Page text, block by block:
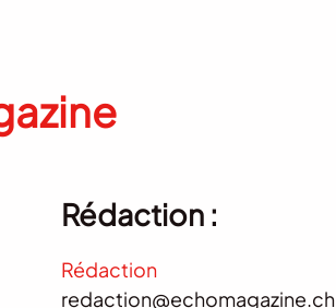
Rédaction :
Rédaction
redaction@echomagazine.ch